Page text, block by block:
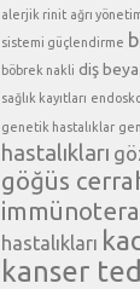
alerjik rinit ağrı
sistemi güçlendirme
böbrek nakli diş
sağlık kayıtları
genetik hastalıklar
hastalıkları
göğüs
hastalıkları
kanser